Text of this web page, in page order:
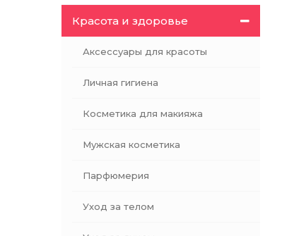
L’oreal
Makeup Revolution
Relouis
SHU
Tampax
Trisa
Красота и здоровье
Аксессуары для красоты
Личная гигиена
Косметика для макияжа
Мужская косметика
Парфюмерия
Уход за телом